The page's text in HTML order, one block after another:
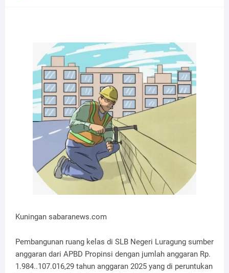
Kuningan sabaranews.com
Pembangunan ruang kelas di SLB Negeri Luragung sumber
anggaran dari APBD Propinsi dengan jumlah anggaran Rp.
1.984..107.016,29 tahun anggaran 2025 yang di peruntukan